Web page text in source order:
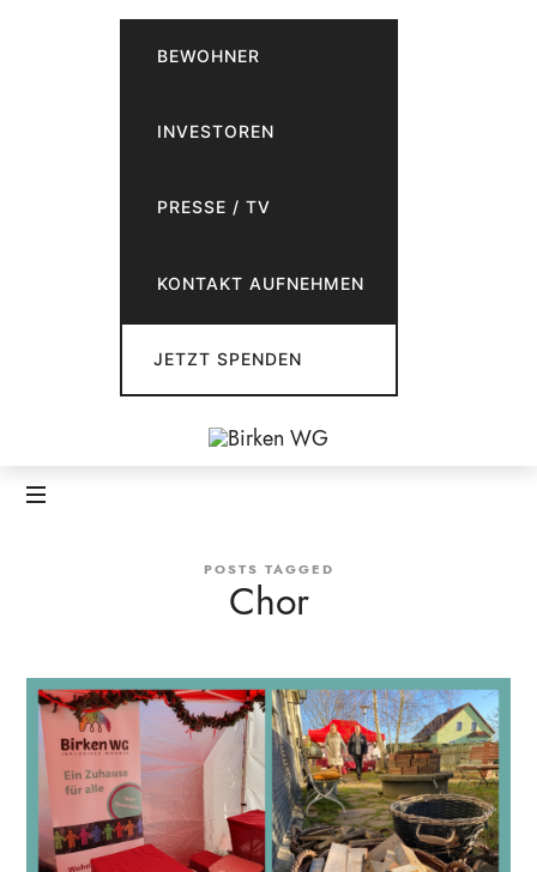
BEWOHNER
INVESTOREN
PRESSE / TV
KONTAKT AUFNEHMEN
JETZT SPENDEN
Birken
Wohnen
POSTS TAGGED
Chor